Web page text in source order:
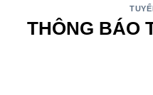
THÔNG BÁO